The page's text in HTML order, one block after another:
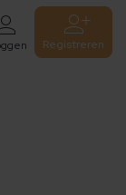
Registreren